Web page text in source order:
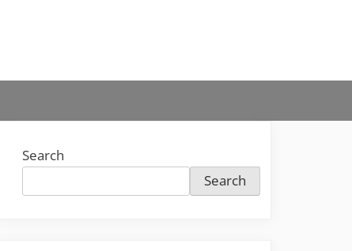
Search
Search